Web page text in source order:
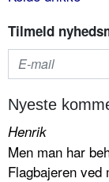
Tilmeld
Nyeste
Henrik
Men man har
Flagbajeren ved